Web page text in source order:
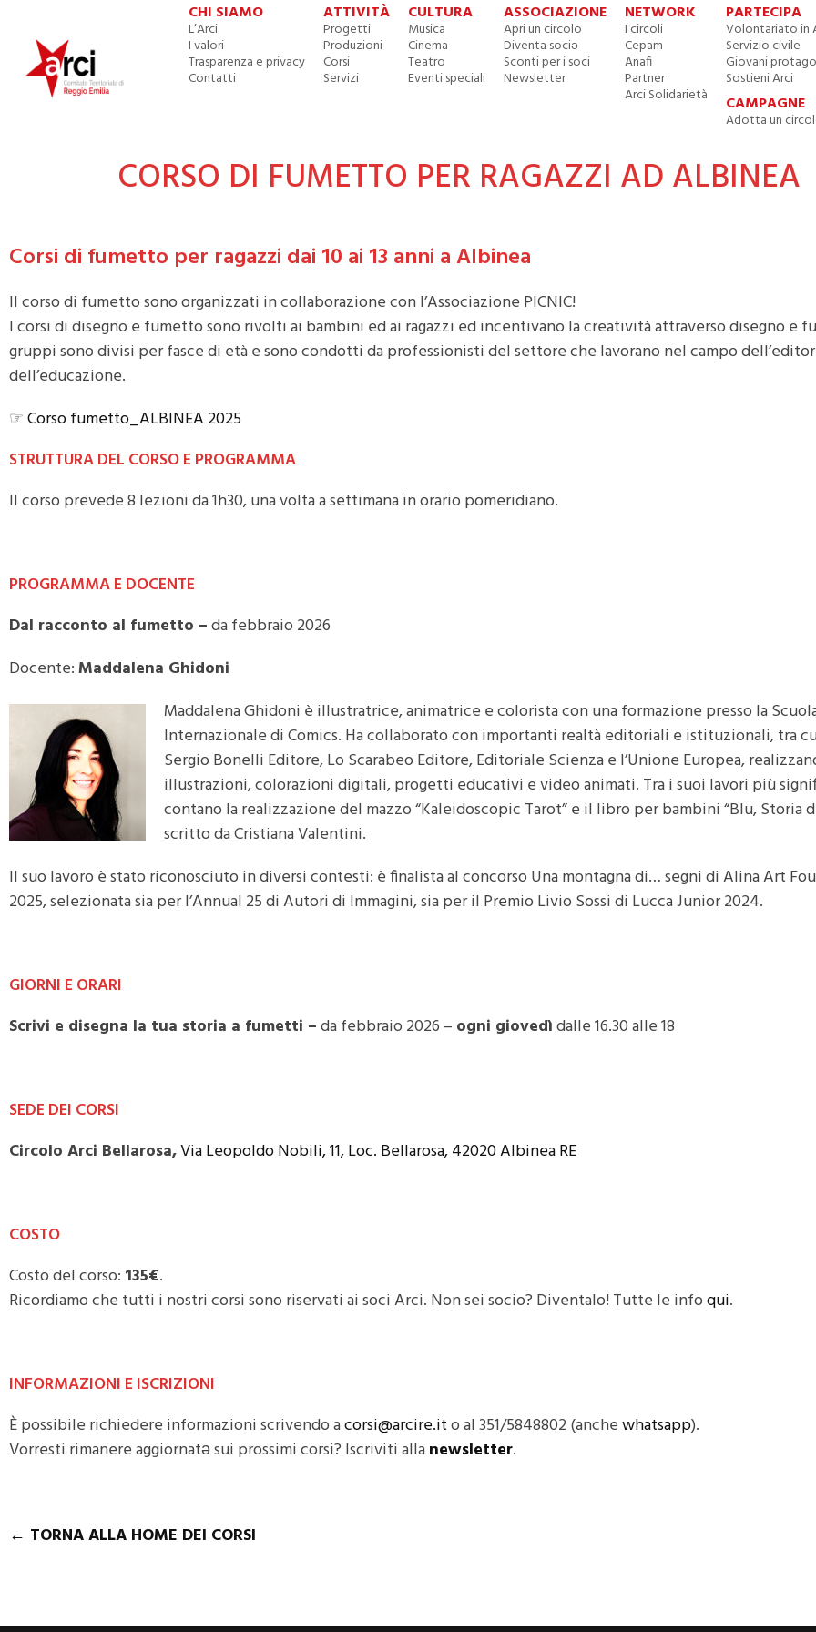
CHI SIAMO
L’Arci
I valori
Trasparenza e privacy
Contatti
ATTIVITÀ
Progetti
Produzioni
Corsi
Servizi
CULTURA
Musica
Cinema
Teatro
Eventi speciali
ASSOCIAZIONE
Apri un circolo
Diventa sociə
Sconti per i soci
Newsletter
NETWORK
I circoli
Cepam
Anafi
Partner
Arci Solidarietà
PARTECIPA
Volontariato in
Servizio civile
Giovani
Sostieni Arci
CAMPAGNE
Adotta un
CORSO DI FUMETTO PER RAGAZZI AD ALBINEA
Corsi di fumetto per ragazzi dai 10 ai 13 anni a Albinea
Il corso di fumetto sono organizzati in collaborazione con l’Associazione PICNIC!
I corsi di disegno e fumetto sono rivolti ai bambini ed ai ragazzi ed incentivano la creatività attraverso disegno e
gruppi sono divisi per fasce di età e sono condotti da professionisti del settore che lavorano nel campo
dell’educazione.
☞Corso fumetto_ALBINEA 2025
STRUTTURA DEL CORSO E PROGRAMMA
Il corso prevede 8 lezioni da 1h30, una volta a settimana in orario pomeridiano.
PROGRAMMA E DOCENTE
Dal racconto al fumetto –da febbraio 2026
Docente:Maddalena Ghidoni
Maddalena Ghidoni è illustratrice, animatrice e colorista con una formazione presso la
Internazionale di Comics. Ha collaborato con importanti realtà editoriali e istituzionali, tra
Sergio Bonelli Editore, Lo Scarabeo Editore, Editoriale Scienza e l’Unione Europea,
illustrazioni, colorazioni digitali, progetti educativi e video animati. Tra i suoi lavori più
contano la realizzazione del mazzo “Kaleidoscopic Tarot” e il libro per bambini “Blu, Storia
scritto da Cristiana Valentini.
Il suo lavoro è stato riconosciuto in diversi contesti: è finalista al concorso Una montagna di… segni di Alina Art
2025, selezionata sia per l’Annual 25 di Autori di Immagini, sia per il Premio Livio Sossi di Lucca Junior 2024.
GIORNI E ORARI
Scrivi e disegna la tua storia a fumetti –da febbraio 2026 – ogni giovedìdalle 16.30 alle 18
SEDE DEI CORSI
Circolo Arci Bellarosa,Via Leopoldo Nobili, 11, Loc. Bellarosa, 42020AlbineaRE
COSTO
Costo del corso: 135€.
Ricordiamo che tutti i nostri corsi sono riservati ai soci Arci. Non sei socio? Diventalo! Tutte le infoqui.
INFORMAZIONI E ISCRIZIONI
È possibile richiedere informazioni scrivendo acorsi@arcire.ito al 351/5848802 (anchewhatsapp).
Vorresti rimanere aggiornatə sui prossimi corsi? Iscriviti allanewsletter.
← TORNA ALLA HOME DEI CORSI